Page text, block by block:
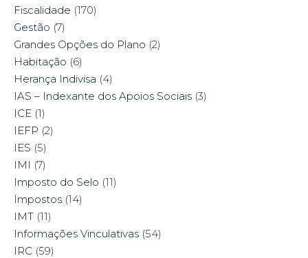
Fiscalidade (170)
Gestão (7)
Grandes Opções do Plano (2)
Habitação (6)
Herança Indivisa (4)
IAS – Indexante dos Apoios Sociais (3)
ICE (1)
IEFP (2)
IES (5)
IMI (7)
Imposto do Selo (11)
Impostos (14)
IMT (11)
Informações Vinculativas (54)
IRC (59)